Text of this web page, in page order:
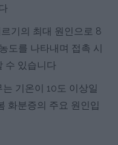
기의 최대 원인으로 8
도를 나타내며 접촉 시
수 있습니다
는 기온이 10도 이상일
화분증의 주요 원인입